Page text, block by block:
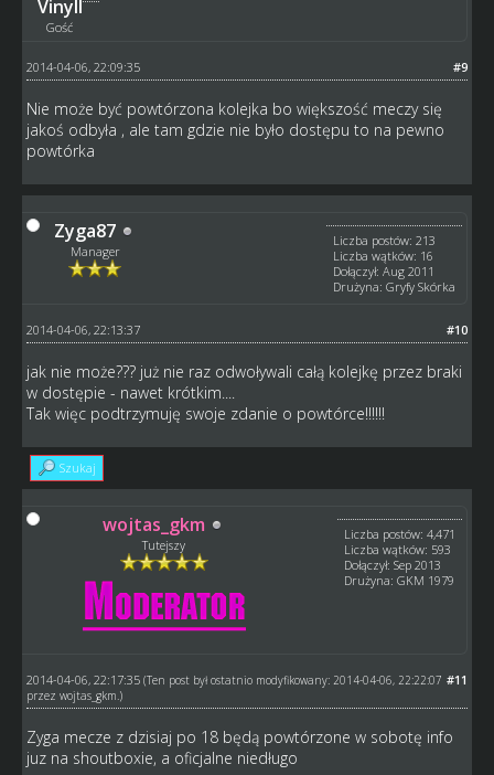
Vinyll
Gość
#9
2014-04-06, 22:09:35
Nie może być powtórzona kolejka bo większość meczy się
jakoś odbyła , ale tam gdzie nie było dostępu to na pewno
powtórka
Zyga87
Manager
Liczba postów: 213
Liczba wątków: 16
Dołączył: Aug 2011
Drużyna: Gryfy Skórka
#10
2014-04-06, 22:13:37
jak nie może??? już nie raz odwoływali całą kolejkę przez braki
w dostępie - nawet krótkim....
Tak więc podtrzymuję swoje zdanie o powtórce!!!!!!
Szukaj
wojtas_gkm
Tutejszy
Liczba postów: 4,471
Liczba wątków: 593
Dołączył: Sep 2013
Drużyna: GKM 1979
#11
2014-04-06, 22:17:35 (Ten post był ostatnio modyfikowany: 2014-04-06, 22:22:07
przez wojtas_gkm.)
Zyga mecze z dzisiaj po 18 będą powtórzone w sobotę info
juz na shoutboxie, a oficjalne niedługo